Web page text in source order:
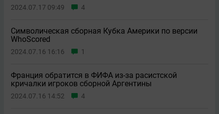
2024.07.17 09:49 4
Символическая сборная Кубка Америки по версии
WhoScored
2024.07.16 16:16 1
Франция обратится в ФИФА из-за расистской
кричалки игроков сборной Аргентины
2024.07.16 14:52 4